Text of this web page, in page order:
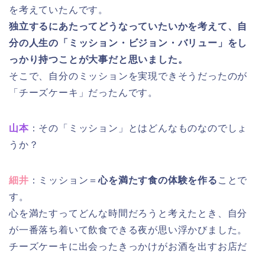
を考えていたんです。
独立するにあたってどうなっていたいかを考えて、自
分の人生の「ミッション・ビジョン・バリュー」をし
っかり持つことが大事だと思いました。
そこで、自分のミッションを実現できそうだったのが
「チーズケーキ」だったんです。
山本：その「ミッション」とはどんなものなのでしょ
うか？
細井 ：ミッション＝心を満たす食の体験を作る ことで
す。
心を満たすってどんな時間だろうと考えたとき、自分
が一番落ち着いて飲食できる夜が思い浮かびました。
チーズケーキに出会ったきっかけがお酒を出すお店だ